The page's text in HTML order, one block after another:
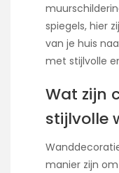
spiegels, hier
van je huis
met stijlvolle
Wat zijn
stijlvolle
manier zijn